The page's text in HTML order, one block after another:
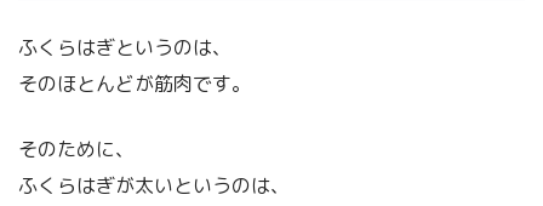
ふくらはぎというのは、
そのほとんどが筋肉です。
そのために、
ふくらはぎが太いというのは、